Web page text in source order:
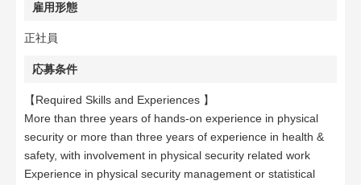
雇用形態
正社員
応募条件
【Required Skills and Experiences 】
More than three years of hands-on experience in physical
security or more than three years of experience in health &
safety, with involvement in physical security related work
Experience in physical security management or statistical